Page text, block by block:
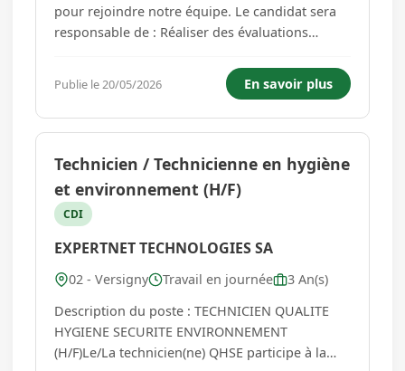
pour rejoindre notre équipe. Le candidat sera
responsable de : Réaliser des évaluations
thérapeutiques individuels ou de groupe.
Participer à des réunions d'équipe et à des
projets transversaux. Rédiger des comp...
Publie le 20/05/2026 En savoir plus
Technicien / Technicienne en hygiène
et environnement (H/F)
CDI
EXPERTNET TECHNOLOGIES SA
02 - Versigny Travail en journée
3 An(s)
Description du poste : TECHNICIEN QUALITE
HYGIENE SECURITE ENVIRONNEMENT
(H/F)Le/La technicien(ne) QHSE participe à la